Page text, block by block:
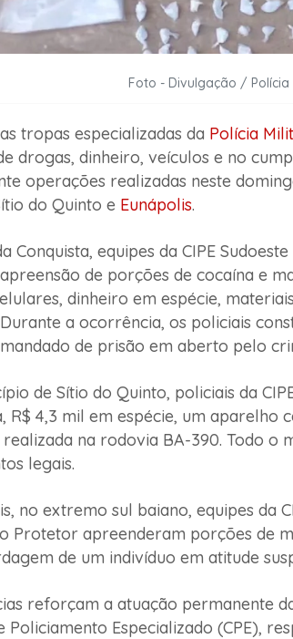
Foto - Divulgação / Polícia
tropas especializadas da Polícia
drogas, dinheiro, veículos e no
operações realizadas neste
do Quinto e Eunápolis.
Conquista, equipes da CIPE
de porções de cocaína e
dinheiro em espécie,
a ocorrência, os policiais
de prisão em aberto pelo
de Sítio do Quinto, policiais da
R$ 4,3 mil em espécie, um aparelho
na rodovia BA-390. Todo o
legais.
no extremo sul baiano, equipes da
Protetor apreenderam porções de
de um indivíduo em atitude
reforçam a atuação permanente
Policiamento Especializado (CPE),